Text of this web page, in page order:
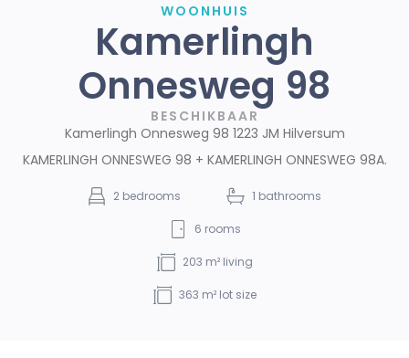
WOONHUIS
Kamerlingh
Onnesweg 98
BESCHIKBAAR
Kamerlingh Onnesweg 98 1223 JM Hilversum
KAMERLINGH ONNESWEG 98 + KAMERLINGH ONNESWEG 98A.
2 bedrooms 1 bathrooms
6 rooms
203 m² living
363 m² lot size